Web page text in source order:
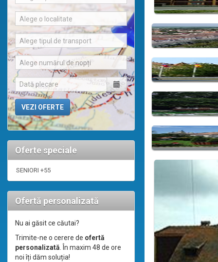
Alege o localitate
Alege tipul de transport
Alege numărul de nopți
Oferte speciale
SENIORI +55
Ofertă personalizată
Nu ai găsit ce căutai?
Trimite-ne o cerere de ofertă
personalizată. În maxim 48 de ore
noi îți dăm soluția!